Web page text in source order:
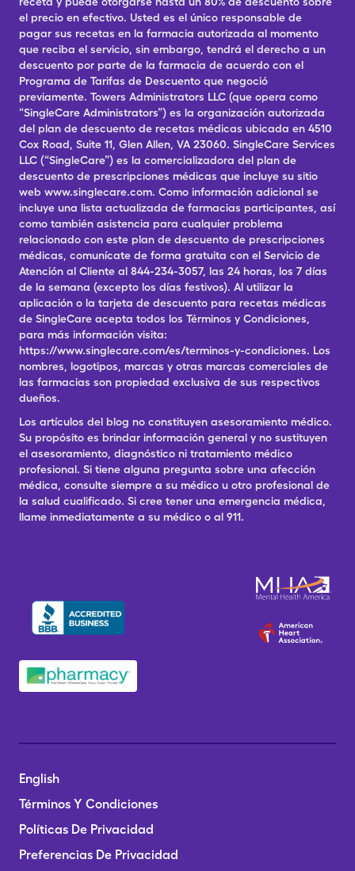
el precio en efectivo. Usted es el único responsable de
pagar sus recetas en la farmacia autorizada al momento
que reciba el servicio, sin embargo, tendrá el derecho a un
descuento por parte de la farmacia de acuerdo con el
Programa de Tarifas de Descuento que negoció
previamente. Towers Administrators LLC (que opera como
“SingleCare Administrators”) es la organización autorizada
del plan de descuento de recetas médicas ubicada en 4510
Cox Road, Suite 11, Glen Allen, VA 23060. SingleCare Services
LLC (“SingleCare”) es la comercializadora del plan de
descuento de prescripciones médicas que incluye su sitio
web www.singlecare.com. Como información adicional se
incluye una lista actualizada de farmacias participantes, así
como también asistencia para cualquier problema
relacionado con este plan de descuento de prescripciones
médicas, comunícate de forma gratuita con el Servicio de
Atención al Cliente al 844-234-3057, las 24 horas, los 7 días
de la semana (excepto los días festivos). Al utilizar la
aplicación o la tarjeta de descuento para recetas médicas
de SingleCare acepta todos los Términos y Condiciones,
para más información visita:
https://www.singlecare.com/es/terminos-y-condiciones. Los
nombres, logotipos, marcas y otras marcas comerciales de
las farmacias son propiedad exclusiva de sus respectivos
dueños.
Los artículos del blog no constituyen asesoramiento médico.
Su propósito es brindar información general y no sustituyen
el asesoramiento, diagnóstico ni tratamiento médico
profesional. Si tiene alguna pregunta sobre una afección
médica, consulte siempre a su médico u otro profesional de
la salud cualificado. Si cree tener una emergencia médica,
llame inmediatamente a su médico o al 911.
English
Términos Y Condiciones
Políticas De Privacidad
Preferencias De Privacidad